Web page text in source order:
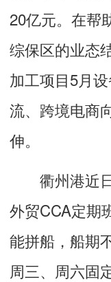
20亿元。在帮
综保区的业态
加工项目5月
流、跨境电商
伸。
衢州港近日
外贸CCA定期
能拼船，船期
周三、周六固